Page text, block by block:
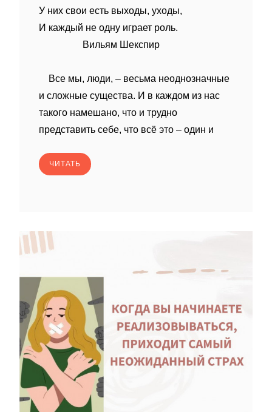
У них свои есть выходы, уходы,
И каждый не одну играет роль.
Вильям Шекспир
Все мы, люди, – весьма неоднозначные
и сложные существа. И в каждом из нас
такого намешано, что и трудно
представить себе, что всё это – один и
ЧИТАТЬ